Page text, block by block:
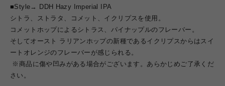
■Style→ DDH Hazy Imperial IPA
シトラ、ストラタ、コメット、イクリプスを使用。
コメットホップによるシトラス、パイナップルのフレーバー。
そしてオースト ラリアンホップの新種であるイクリプスからはスイ
ートオレンジのフレーバーが感じられる。
※商品に傷や凹みがある場合がございます。あらかじめご了承くだ
さい。